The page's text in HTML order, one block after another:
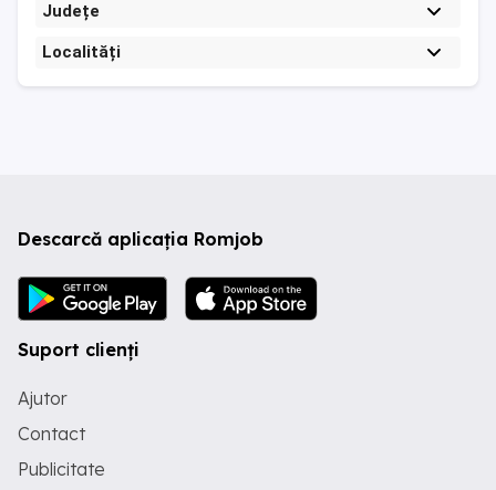
Județe
Localități
Descarcă aplicația Romjob
Suport clienți
Ajutor
Contact
Publicitate